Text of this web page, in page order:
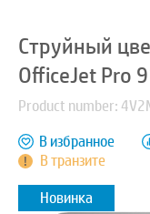
Струйный
OfficeJet Pro
Новинка
Product number:
В транзите
В избранное